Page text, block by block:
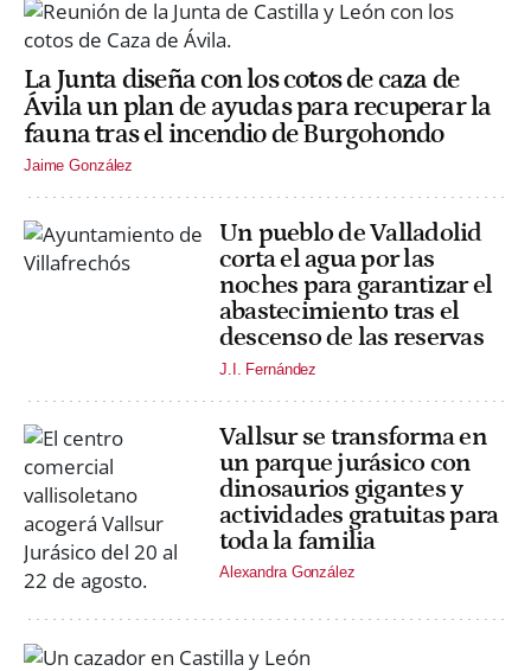
La Junta diseña con los cotos de caza de
Ávila un plan de ayudas para recuperar la
fauna tras el incendio de Burgohondo
Jaime González
Un pueblo de Valladolid
corta el agua por las
noches para garantizar el
abastecimiento tras el
descenso de las reservas
J.I. Fernández
Vallsur se transforma en
un parque jurásico con
dinosaurios gigantes y
actividades gratuitas para
toda la familia
Alexandra González